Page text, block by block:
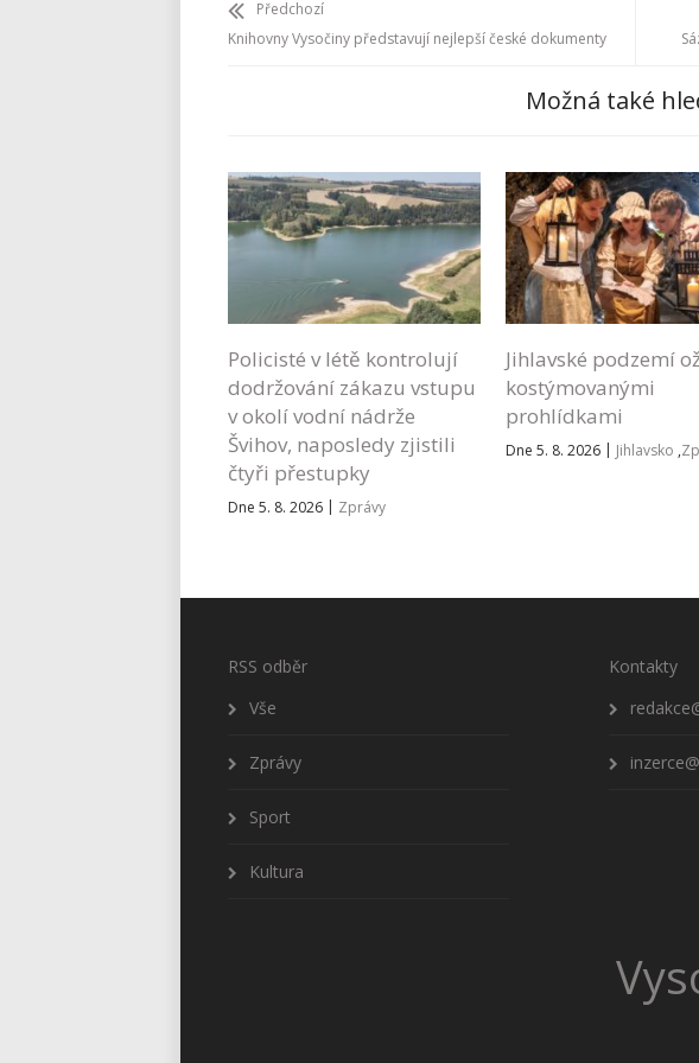
Předchozí
Knihovny Vysočiny představují nejlepší české dokumenty
Možná také
Policisté v létě kontrolují
dodržování zákazu vstupu
v okolí vodní nádrže
Švihov, naposledy zjistili
čtyři přestupky
Dne 5. 8. 2026 | Zprávy
Jihlavské podzemí
kostýmovanými
prohlídkami
Dne 5. 8. 2026 | Jihlavsko ,
RSS odběr
Vše
Zprávy
Sport
Kultura
Kontakty